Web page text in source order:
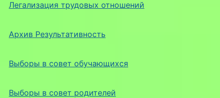
Легализация трудовых отношений
Архив Результативность
Выборы в совет обучающихся
Выборы в совет родителей